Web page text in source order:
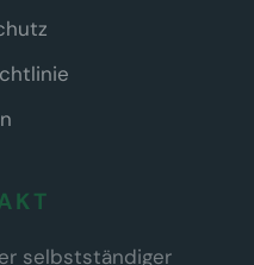
selbstständiger